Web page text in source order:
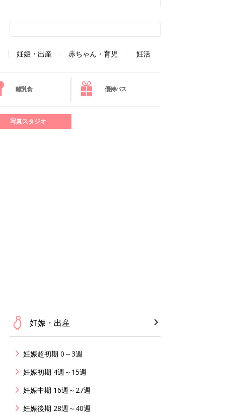
妊娠・出産 赤ちゃん・育児 妊活
離乳食 優待パス
写真スタジオ
妊娠・出産
妊娠超初期 0～3週
妊娠初期 4週～15週
妊娠中期 16週～27週
妊娠後期 28週～40週